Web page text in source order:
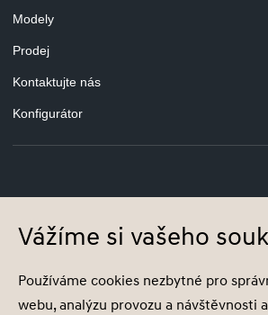
Modely
Prodej
Kontaktujte nás
Konfigurátor
Infocentrum
800 800 900
Praze, oddíl C, vložka 202215, IČ
Vážíme si vašeho
Používáme cookies nezbytné pro
webu, analýzu provozu a návštěvnosti